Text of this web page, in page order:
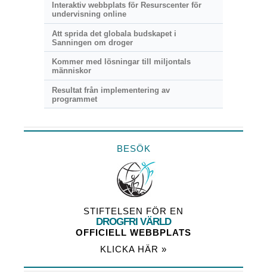
Interaktiv webbplats för Resurscenter för
undervisning online
Att sprida det globala budskapet i
Sanningen om droger
Kommer med lösningar till miljontals
människor
Resultat från implementering av
programmet
BESÖK
STIFTELSEN FÖR EN
DROGFRI VÄRLD
OFFICIELL WEBBPLATS
KLICKA HÄR »